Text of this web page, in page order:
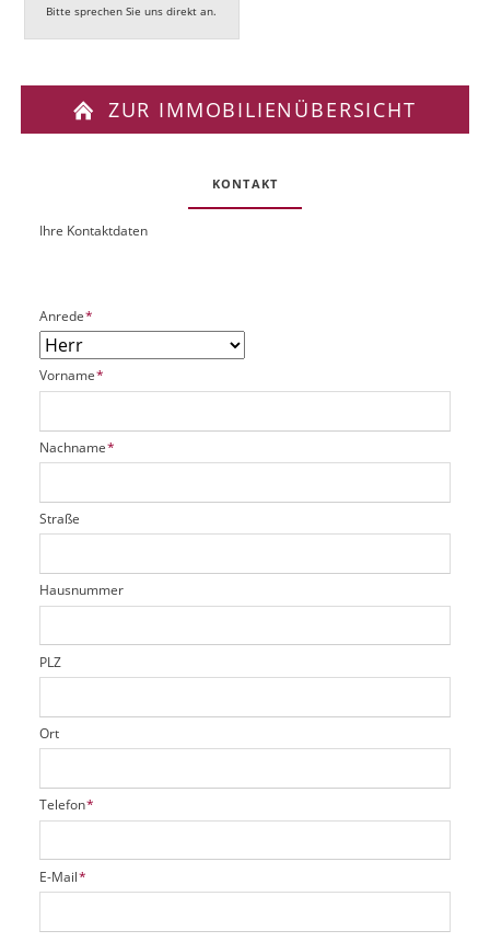
Bitte sprechen Sie uns direkt an.
ZUR IMMOBILIENÜBERSICHT
KONTAKT
O
k
P
t
z
h
t
r
UIhre Kontaktdaten
P
f
l
i
c
t
f
l
d
Anrede*
P
f
i
c
t
f
d
Vorname*
P
f
i
c
t
f
e
d
Nachname*
Straße
Hausnummer
PLZ
Ort
P
f
i
c
t
Telefon*
P
f
i
E-Mail*